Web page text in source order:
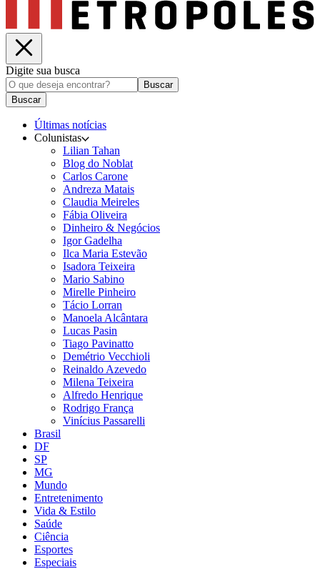
Digite sua busca
Buscar
Buscar
Últimas notícias
Colunistas
Lilian Tahan
Blog do Noblat
Carlos Carone
Andreza Matais
Claudia Meireles
Fábia Oliveira
Dinheiro & Negócios
Igor Gadelha
Ilca Maria Estevão
Isadora Teixeira
Mario Sabino
Mirelle Pinheiro
Tácio Lorran
Manoela Alcântara
Lucas Pasin
Tiago Pavinatto
Demétrio Vecchioli
Reinaldo Azevedo
Milena Teixeira
Alfredo Henrique
Rodrigo França
Vinícius Passarelli
Brasil
DF
SP
MG
Mundo
Entretenimento
Vida & Estilo
Saúde
Ciência
Esportes
Especiais